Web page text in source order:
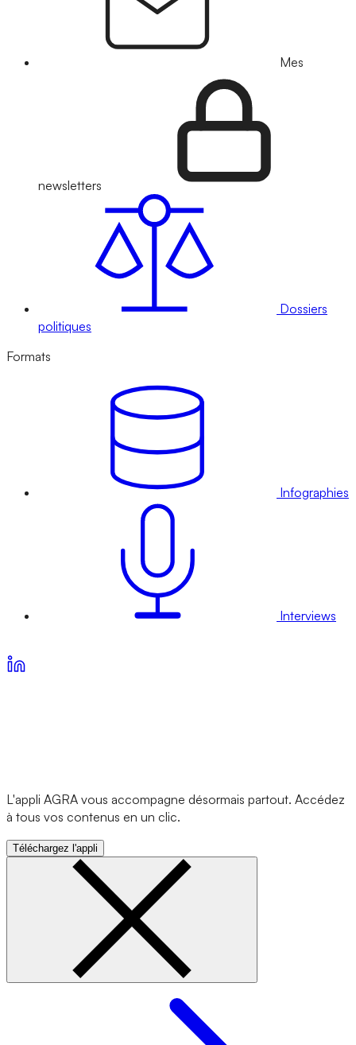
Mes
newsletters
Dossiers
politiques
Formats
Infographies
Interviews
L'appli AGRA vous accompagne désormais partout. Accédez
à tous vos contenus en un clic.
Téléchargez l'appli